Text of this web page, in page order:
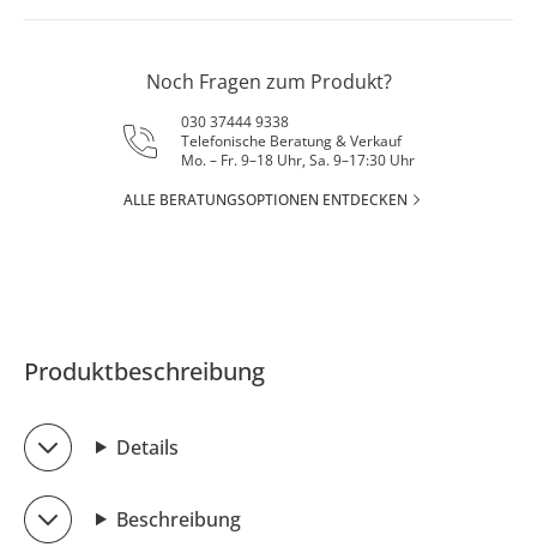
Noch Fragen zum Produkt?
030 37444 9338
Telefonische Beratung & Verkauf
Mo. – Fr. 9–18 Uhr, Sa. 9–17:30 Uhr
ALLE BERATUNGSOPTIONEN ENTDECKEN
Produktbeschreibung
Details
Beschreibung